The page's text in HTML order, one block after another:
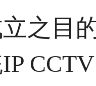
之目